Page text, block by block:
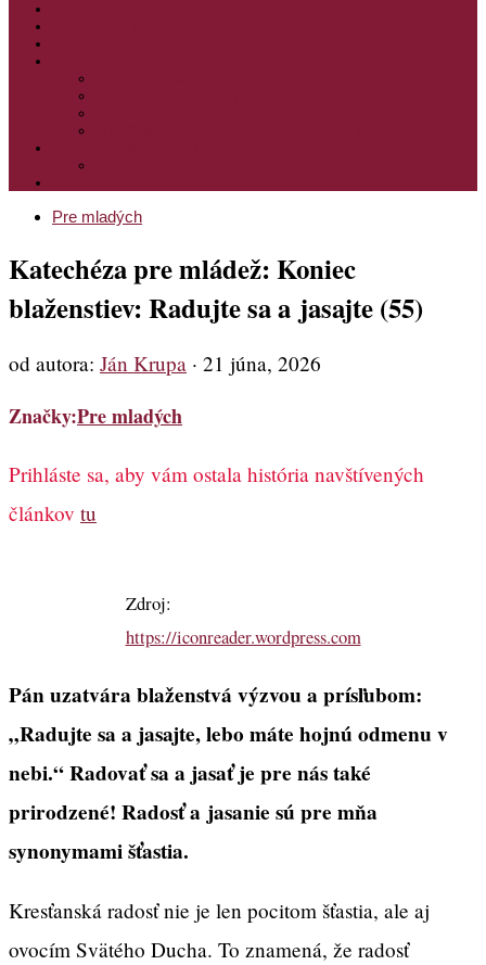
Pre mladých
Katechéza pre mládež: Koniec
blaženstiev: Radujte sa a jasajte (55)
od autora: Ján Krupa · 21 júna, 2026
Značky:Pre mladých
Prihláste sa, aby vám ostala história navštívených
článkov tu
Zdroj:
https://iconreader.wordpress.com
Pán uzatvára blaženstvá výzvou a prísľubom:
„Radujte sa a jasajte, lebo máte hojnú odmenu v
nebi.“ Radovať sa a jasať je pre nás také
prirodzené! Radosť a jasanie sú pre mňa
synonymami šťastia.
Kresťanská radosť nie je len pocitom šťastia, ale aj
ovocím Svätého Ducha. To znamená, že radosť